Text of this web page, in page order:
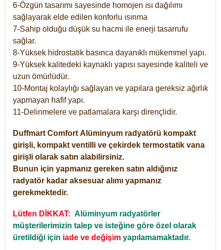
6-Özgün tasarımı sayesinde homojen ısı dağılımı
sağlayarak elde edilen konforlu ısınma
7-Sahip olduğu düşük su hacmi ile enerji tasarrufu
sağlar.
8-Yüksek hidrostatik basınca dayanıklı mükemmel yapı.
9-Yüksek kalitedeki kaynaklı yapısı sayesinde kaliteli ve
uzun ömürlüdür.
10-Montaj kolaylığı sağlayan ve yapılara gereksiz ağırlık
yapmayan hafif yapı.
11-Delinmelere ve patlamalara karşı dirençlidir.
Duffmart Comfort Alüminyum radyatörü kompakt
girişli, kompakt ventilli ve çekirdek termostatik vana
girişli olarak satın alabilirsiniz.
Bunun için yapmanız gereken satın aldığınız
radyatör kadar aksesuar alımı yapmanız
gerekmektedir.
Lütfen DİKKAT: Alüminyum radyatörler
müşterilerimizin talep ve isteğine göre özel olarak
üretildiği için iade ve değişim yapılamamaktadır.